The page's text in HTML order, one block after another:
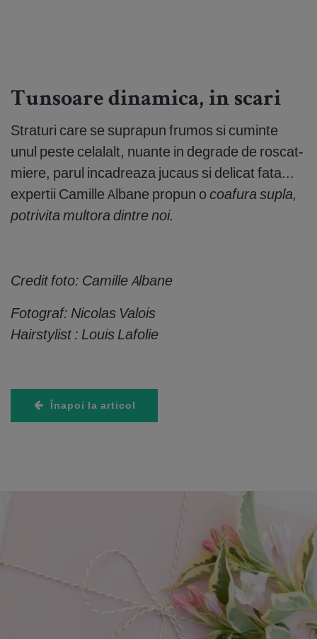
HOROSCOP
4 August 2026
6 imagini
Horoscop Berbec 2027: Renunți la tot ce e șubred și
Tunsoare dinamica, in scari
Straturi care se suprapun frumos si cuminte
unul peste celalalt, nuante in degrade de roscat-
miere, parul incadreaza jucaus si delicat fata...
expertii Camille Albane propun ocoafura supla,
potrivita multora dintre noi.
Credit foto: Camille Albane
Fotograf: Nicolas Valois
Hairstylist : Louis Lafolie
Înapoi la articol